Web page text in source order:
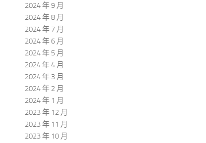
2024 年 9 月
2024 年 8 月
2024 年 7 月
2024 年 6 月
2024 年 5 月
2024 年 4 月
2024 年 3 月
2024 年 2 月
2024 年 1 月
2023 年 12 月
2023 年 11 月
2023 年 10 月